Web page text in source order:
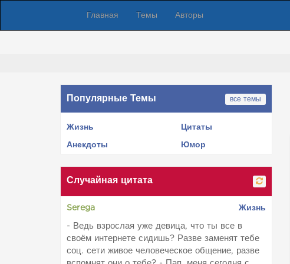
Главная Темы Авторы
Популярные Темы все темы
Жизнь Цитаты
Анекдоты Юмор
Случайная цитата
Serega Жизнь
- Ведь взрослая уже девица, что ты все в
своём интернете сидишь? Разве заменят тебе
соц. сети живое человеческое общение, разве